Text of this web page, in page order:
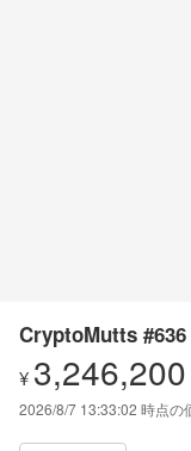
CryptoMutts #636
¥ 3,246,200
2026/8/7 13:33:02 時点の